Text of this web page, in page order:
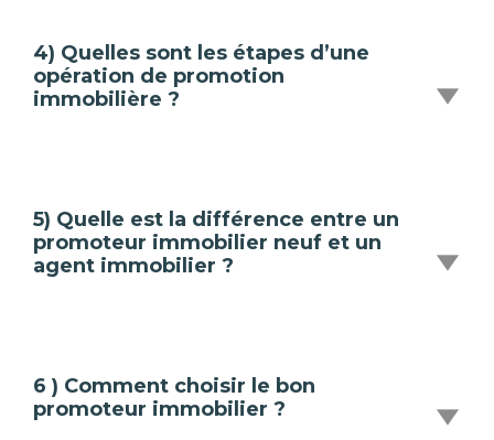
4) Quelles sont les étapes d’une
opération de promotion
immobilière ?
5) Quelle est la différence entre un
promoteur immobilier neuf et un
agent immobilier ?
6 ) Comment choisir le bon
promoteur immobilier ?